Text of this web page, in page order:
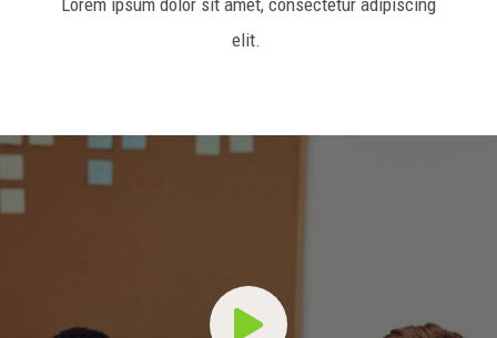
Lorem ipsum dolor sit amet, consectetur adipiscing
elit.